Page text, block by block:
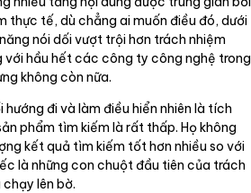
thực tế, dù chẳng ai muốn điều đó, dưới
nói dối vượt trội hơn trách nhiệm
với hầu hết các công ty công nghệ trong
không còn nữa.
đi và làm điều hiển nhiên là tích
phẩm tìm kiếm là rất thấp. Họ không
kết quả tìm kiếm tốt hơn nhiều so với
là những con chuột đầu tiên của trách
lên bờ.